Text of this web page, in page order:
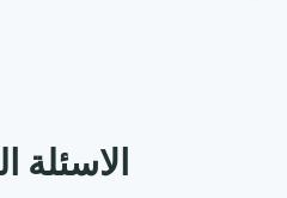
الاسئلة